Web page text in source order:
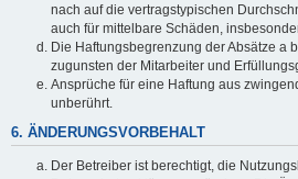
nach auf die vertragstypischen
auch für mittelbare Schäden,
Die Haftungsbegrenzung der Absätze a
zugunsten der Mitarbeiter und
Ansprüche für eine Haftung aus
unberührt.
6. ÄNDERUNGSVORBEHALT
Der Betreiber ist berechtigt, die